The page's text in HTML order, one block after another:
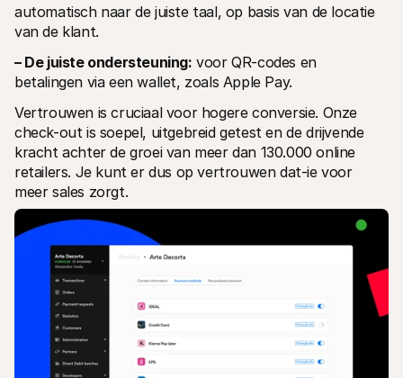
automatisch naar de juiste taal, op basis van de locatie
van de klant.
– De juiste ondersteuning: voor QR-codes en
betalingen via een wallet, zoals Apple Pay.
Vertrouwen is cruciaal voor hogere conversie. Onze
check-out is soepel, uitgebreid getest en de drijvende
kracht achter de groei van meer dan 130.000 online
retailers. Je kunt er dus op vertrouwen dat-ie voor
meer sales zorgt.